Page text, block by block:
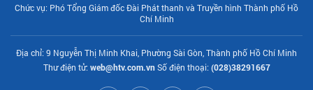
Chức vụ: Phó Tổng Giám đốc Đài Phát thanh và Truyền hình Thành phố Hồ
Chí Minh
Địa chỉ: 9 Nguyễn Thị Minh Khai, Phường Sài Gòn, Thành phố Hồ Chí Minh
Thư điện tử: web@htv.com.vnSố điện thoại: (028)38291667